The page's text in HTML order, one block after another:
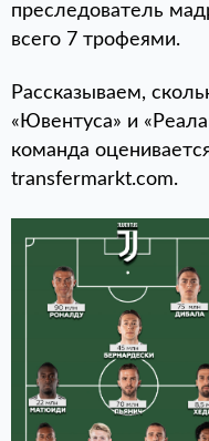
преследователь
всего 7 трофеями.
Рассказываем,
«Ювентуса» и
команда
transfermarkt.com.